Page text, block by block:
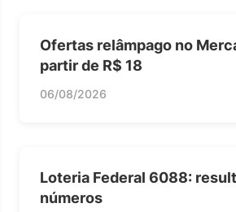
Ofertas relâmpago no
partir de R$ 18
06/08/2026
Loteria Federal 6088:
números